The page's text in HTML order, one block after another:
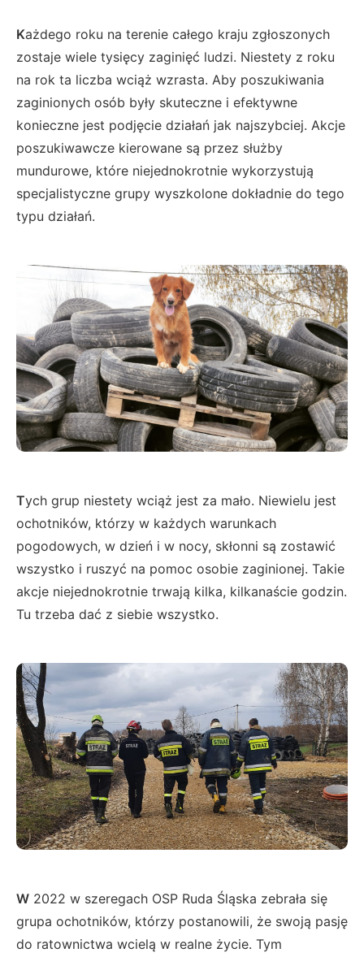
Każdego roku na terenie całego kraju zgłoszonych
zostaje wiele tysięcy zaginięć ludzi. Niestety z roku
na rok ta liczba wciąż wzrasta. Aby poszukiwania
zaginionych osób były skuteczne i efektywne
konieczne jest podjęcie działań jak najszybciej. Akcje
poszukiwawcze kierowane są przez służby
mundurowe, które niejednokrotnie wykorzystują
specjalistyczne grupy wyszkolone dokładnie do tego
typu działań.
Tych grup niestety wciąż jest za mało. Niewielu jest
ochotników, którzy w każdych warunkach
pogodowych, w dzień i w nocy, skłonni są zostawić
wszystko i ruszyć na pomoc osobie zaginionej. Takie
akcje niejednokrotnie trwają kilka, kilkanaście godzin.
Tu trzeba dać z siebie wszystko.
W 2022 w szeregach OSP Ruda Śląska zebrała się
grupa ochotników, którzy postanowili, że swoją pasję
do ratownictwa wcielą w realne życie. Tym